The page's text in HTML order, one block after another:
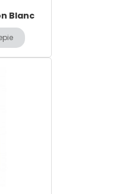
Blanc